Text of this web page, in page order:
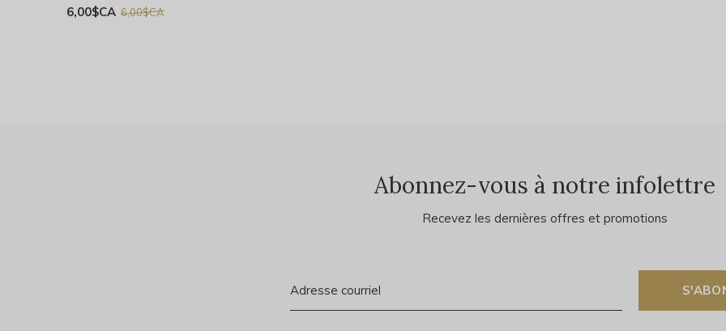
6,00$CA 6,00$CA
Abonnez-vous à notre infolettre
Recevez les dernières offres et promotions